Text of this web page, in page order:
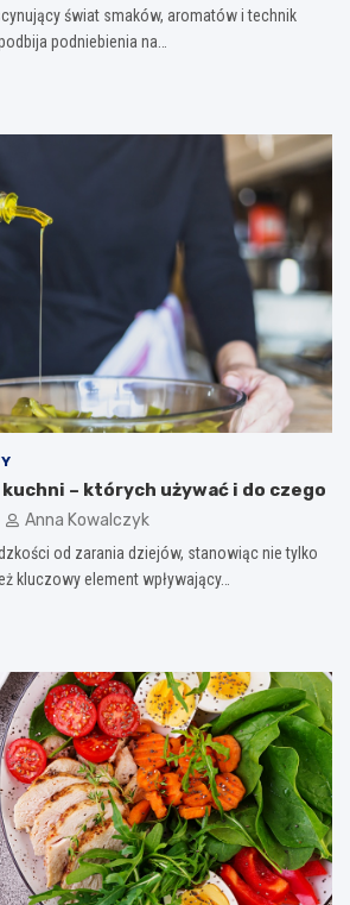
świat smaków, aromatów i technik
podniebienia na…
– których używać i do czego
Anna Kowalczyk
od zarania dziejów, stanowiąc nie tylko
kluczowy element wpływający…